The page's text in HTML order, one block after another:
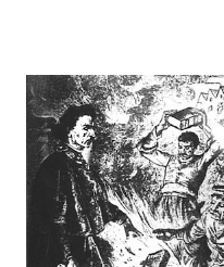
mais rico e produtivo por
que a Doutrina Espírita
e as ciências humanas,
conhecimentos, condições
as nossas encarnações
mundo social ao qual